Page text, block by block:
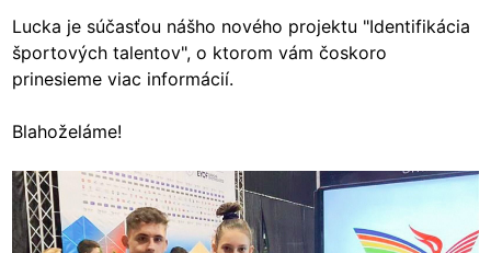
Lucka je súčasťou nášho nového projektu "Identifikácia
športových talentov", o ktorom vám čoskoro
prinesieme viac informácií.
Blahoželáme!